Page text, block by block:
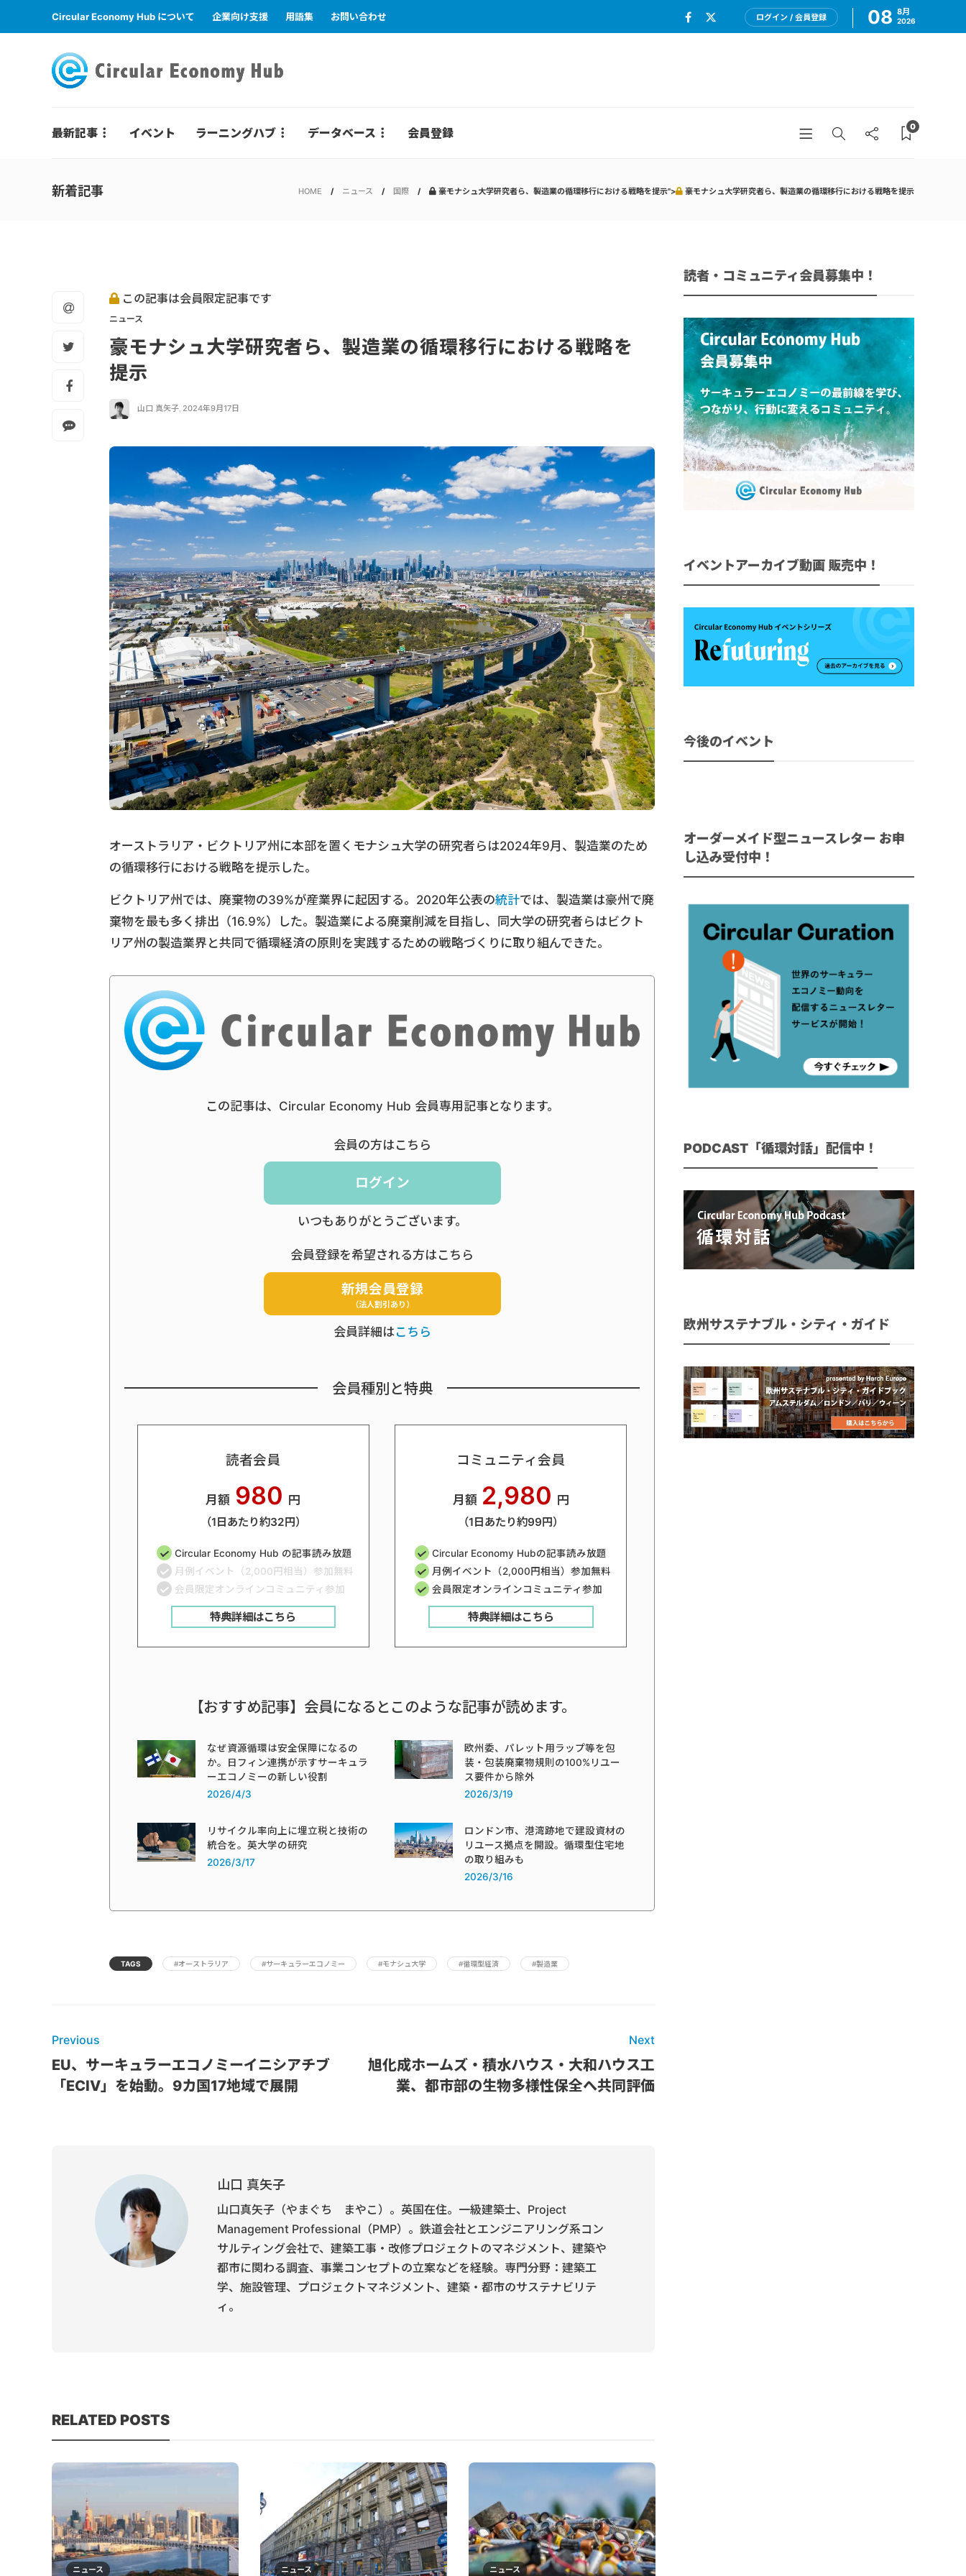
Circular Economy Hub について 企業向け支援 用語集 お問い合わせ ログイン / 会員登録 08 8月
2026
最新記事 イベント ラーニングハブ データベース 会員登録 0
新着記事 HOME ニュース 国際 豪モナシュ大学研究者ら、製造業の循環移行における戦略を提示"> 豪モナシュ大学研究者ら、製造業の循環移行における戦略を提示
この記事は会員限定記事です
ニュース
豪モナシュ大学研究者ら、製造業の循環移行における戦略を
提示
山口 真矢子, 2024年9月17日
オーストラリア・ビクトリア州に本部を置くモナシュ大学の研究者らは2024年9月、製造業のため
の循環移行における戦略を提示した。
ビクトリア州では、廃棄物の39%が産業界に起因する。2020年公表の統計では、製造業は豪州で廃
棄物を最も多く排出（16.9%）した。製造業による廃棄削減を目指し、同大学の研究者らはビクト
リア州の製造業界と共同で循環経済の原則を実践するための戦略づくりに取り組んできた。
この記事は、Circular Economy Hub 会員専用記事となります。
会員の方はこちら
ログイン
いつもありがとうございます。
会員登録を希望される方はこちら
新規会員登録
（法人割引あり）
会員詳細はこちら
会員種別と特典
読者会員
月額 980 円
（1日あたり約32円）
Circular Economy Hub の記事読み放題
月例イベント（2,000円相当）参加無料
会員限定オンラインコミュニティ参加
特典詳細はこちら
コミュニティ会員
月額 2,980 円
（1日あたり約99円）
Circular Economy Hubの記事読み放題
月例イベント（2,000円相当）参加無料
会員限定オンラインコミュニティ参加
特典詳細はこちら
【おすすめ記事】会員になるとこのような記事が読めます。
なぜ資源循環は安全保障になるの
か。日フィン連携が示すサーキュラ
ーエコノミーの新しい役割
2026/4/3
欧州委、パレット用ラップ等を包
装・包装廃棄物規則の100%リユー
ス要件から除外
2026/3/19
リサイクル率向上に埋立税と技術の
統合を。英大学の研究
2026/3/17
ロンドン市、港湾跡地で建設資材の
リユース拠点を開設。循環型住宅地
の取り組みも
2026/3/16
TAGS #オーストラリア #サーキュラーエコノミー #モナシュ大学 #循環型経済 #製造業
Previous
EU、サーキュラーエコノミーイニシアチブ
「ECIV」を始動。9カ国17地域で展開
Next
旭化成ホームズ・積水ハウス・大和ハウス工
業、都市部の生物多様性保全へ共同評価
山口 真矢子
山口真矢子（やまぐち まやこ）。英国在住。一級建築士、Project
Management Professional（PMP）。鉄道会社とエンジニアリング系コン
サルティング会社で、建築工事・改修プロジェクトのマネジメント、建築や
都市に関わる調査、事業コンセプトの立案などを経験。専門分野：建築工
学、施設管理、プロジェクトマネジメント、建築・都市のサステナビリテ
ィ。
RELATED POSTS
ニュース ニュース ニュース
読者・コミュニティ会員募集中！
イベントアーカイブ動画 販売中！
今後のイベント
オーダーメイド型ニュースレター お申
し込み受付中！
PODCAST「循環対話」配信中！
欧州サステナブル・シティ・ガイド